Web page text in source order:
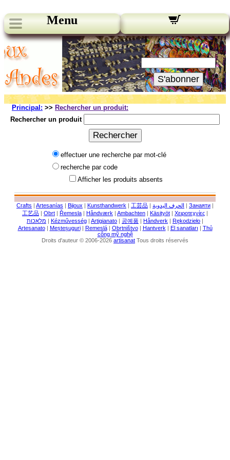
Menu
Nos bulletins:
Votre Email:
S'abonner
Principal: >> Rechercher un produit:
Rechercher un produit
Rechercher
effectuer une recherche par mot-clé
recherche par code
Afficher les produits absents
Crafts | Artesanías | Bijoux | Kunsthandwerk | 工芸品 | الحرف اليدوية | Занаяти |
工艺品 | Obrt | Řemesla | Håndværk | Ambachten | Käsityöt | Χειροτεχνίες |
מלאכות | Kézművesség | Artigianato | 공예품 | Håndverk | Rękodzieło |
Artesanato| Meșteșuguri| Remeslá| Obrtništvo| Hantverk | El sanatları | Thủ
công mỹ nghệ
Droits d'auteur © 2006-2026 artisanat Tous droits réservés